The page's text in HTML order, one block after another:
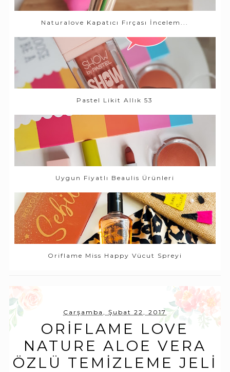
Naturalove Kapatıcı Fırçası İncelem...
Pastel Likit Allık 53
Uygun Fiyatlı Beaulis Ürünleri
Oriflame Miss Happy Vücut Spreyi
Çarşamba, Şubat 22, 2017
ORIFLAME LOVE
NATURE ALOE VERA
ÖZLÜ TEMIZLEME JELI